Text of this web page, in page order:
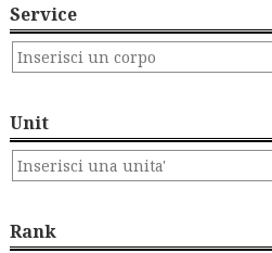
Service
Unit
Rank